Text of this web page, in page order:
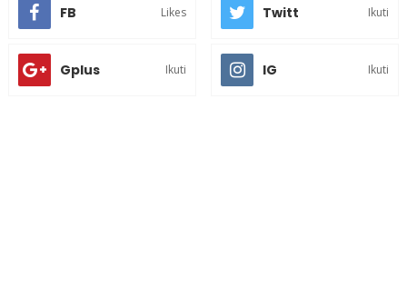
FB Likes Twitt Ikuti
Gplus Ikuti IG Ikuti